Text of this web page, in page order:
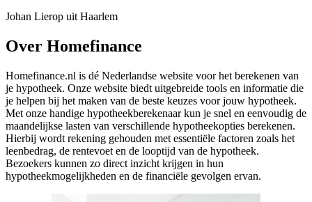
Johan Lierop uit Haarlem
Over Homefinance
Homefinance.nl is dé Nederlandse website voor het berekenen van
je hypotheek. Onze website biedt uitgebreide tools en informatie die
je helpen bij het maken van de beste keuzes voor jouw hypotheek.
Met onze handige hypotheekberekenaar kun je snel en eenvoudig de
maandelijkse lasten van verschillende hypotheekopties berekenen.
Hierbij wordt rekening gehouden met essentiële factoren zoals het
leenbedrag, de rentevoet en de looptijd van de hypotheek.
Bezoekers kunnen zo direct inzicht krijgen in hun
hypotheekmogelijkheden en de financiële gevolgen ervan.